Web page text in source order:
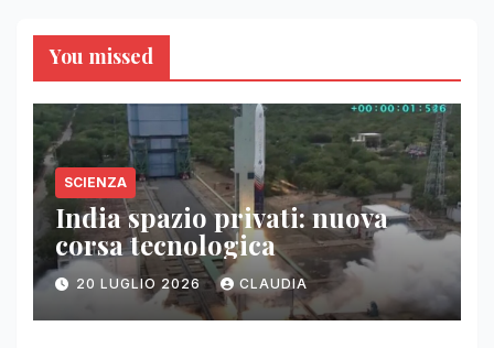
You missed
SCIENZA
India spazio privati: nuova
corsa tecnologica
20 LUGLIO 2026 CLAUDIA